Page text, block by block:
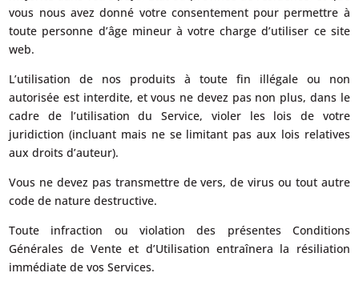
vous nous avez donné votre consentement pour permettre à
toute personne d’âge mineur à votre charge d’utiliser ce site
web.
L’utilisation de nos produits à toute fin illégale ou non
autorisée est interdite, et vous ne devez pas non plus, dans le
cadre de l’utilisation du Service, violer les lois de votre
juridiction (incluant mais ne se limitant pas aux lois relatives
aux droits d’auteur).
Vous ne devez pas transmettre de vers, de virus ou tout autre
code de nature destructive.
Toute infraction ou violation des présentes Conditions
Générales de Vente et d’Utilisation entraînera la résiliation
immédiate de vos Services.